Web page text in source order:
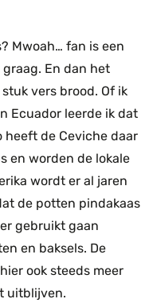
Mwoah… fan is een
En dan het
vers brood. Of ik
Ecuador leerde ik dat
heeft de Ceviche daar
en worden de lokale
wordt er al jaren
de potten pindakaas
gebruikt gaan
en baksels. De
ook steeds meer
uitblijven.